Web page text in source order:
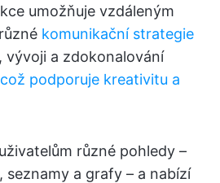
umožňuje vzdáleným
komunikační strategie
vývoji a zdokonalování
což podporuje kreativitu a
různé pohledy –
seznamy a grafy – a nabízí